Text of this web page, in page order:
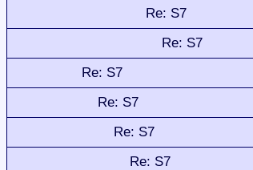
Re: S7
Re: S7
Re: S7
Re: S7
Re: S7
Re: S7